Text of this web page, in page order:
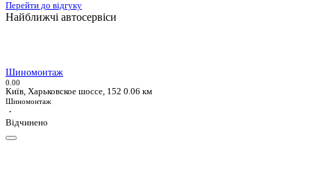
Перейти до відгуку
Найближчі автосервіси
Шиномонтаж
0.00
Київ, Харьковское шоссе, 152 0.06 км
Шиномонтаж
·
Відчинено